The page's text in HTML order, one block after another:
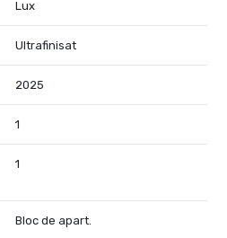
Lux
Ultrafinisat
2025
1
1
Bloc de apart.